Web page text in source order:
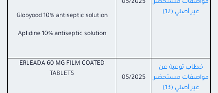
مواصفات مستحضر
غير أصلي (12)
05/2025
Globyood 10% antiseptic solution
Aplidine 10% antiseptic solution
خطاب توعية عن
مواصفات مستحضر
غير أصلي (13)
05/2025
ERLEADA 60 MG FILM COATED
TABLETS